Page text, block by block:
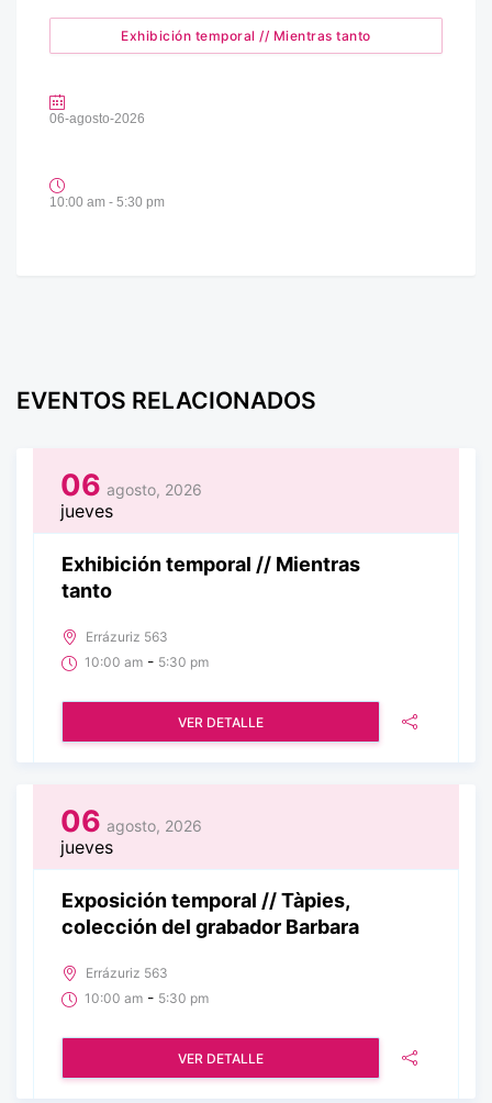
Exhibición temporal // Mientras tanto
06-agosto-2026
10:00 am - 5:30 pm
EVENTOS RELACIONADOS
06 agosto, 2026
jueves
Exhibición temporal // Mientras
tanto
Errázuriz 563
10:00 am - 5:30 pm
VER DETALLE
06 agosto, 2026
jueves
Exposición temporal // Tàpies,
colección del grabador Barbara
Errázuriz 563
10:00 am - 5:30 pm
VER DETALLE